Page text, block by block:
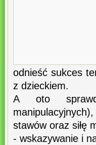
odnieść sukces
z dzieckiem.
A oto
stawów oraz siłę
- wskazywanie i